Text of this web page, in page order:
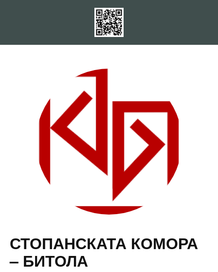
СТОПАНСКАТА КОМОРА
– БИТОЛА